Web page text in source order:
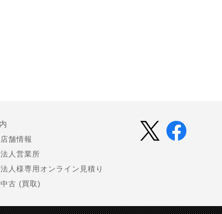
店舗情報
法人営業所
法人様専用オンライン見積り
中古 (買取)